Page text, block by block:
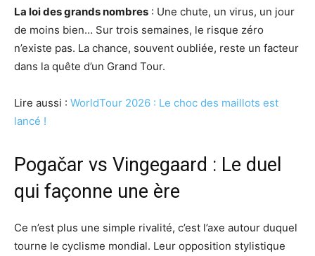
La loi des grands nombres : Une chute, un virus, un jour
de moins bien… Sur trois semaines, le risque zéro
n’existe pas. La chance, souvent oubliée, reste un facteur
dans la quête d’un Grand Tour.
Lire aussi : WorldTour 2026 : Le choc des maillots est
lancé !
Pogačar vs Vingegaard : Le duel
qui façonne une ère
Ce n’est plus une simple rivalité, c’est l’axe autour duquel
tourne le cyclisme mondial. Leur opposition stylistique